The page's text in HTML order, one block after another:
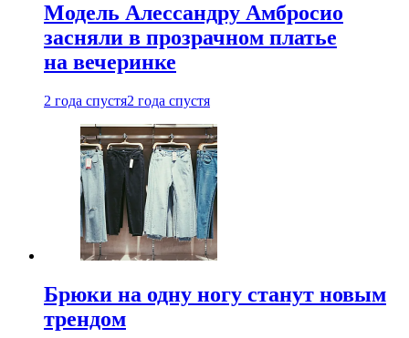
Модель Алессандру Амбросио
засняли в прозрачном платье
на вечеринке
2 года спустя2 года спустя
Брюки на одну ногу станут новым
трендом